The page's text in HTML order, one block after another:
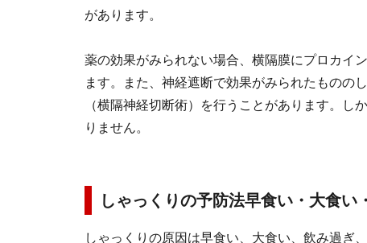
があります。
薬の効果がみられない場合、横隔膜にプロカイ
ます。また、神経遮断で効果がみられたものの
（横隔神経切断術）を行うことがあります。し
りません。
しゃっくりの予防法早食い・大食い
しゃっくりの原因は早食い、大食い、飲み過ぎ